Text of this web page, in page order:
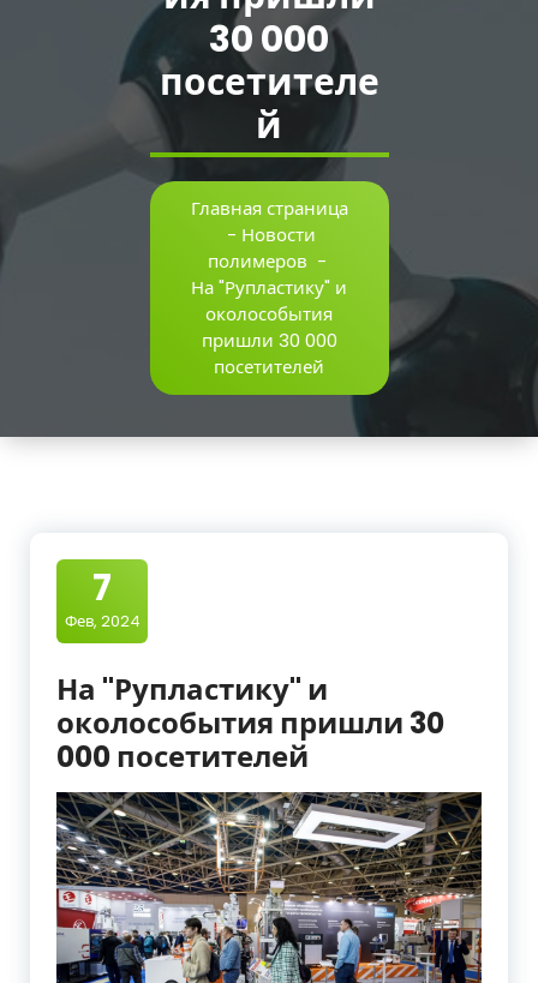
30 000
посетителе
й
Главная страница
- Новости
полимеров -
На "Рупластику" и
околособытия
пришли 30 000
посетителей
7
Фев, 2024
На "Рупластику" и
околособытия пришли 30
000 посетителей